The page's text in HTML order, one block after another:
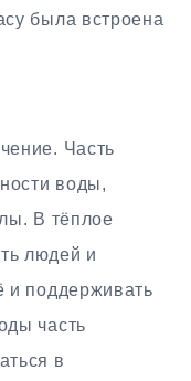
была встроена
Часть
воды,
В тёплое
людей и
и поддерживать
часть
в